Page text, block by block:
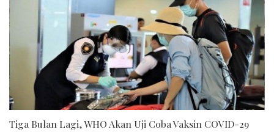
Tiga Bulan Lagi, WHO Akan Uji Coba Vaksin COVID-29